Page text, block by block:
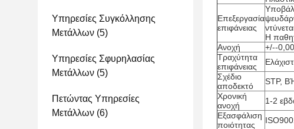
Υπηρεσίες Συγκόλλησης
Μετάλλων (5)
Υπηρεσίες Σφυρηλασίας
Μετάλλων (5)
Πετώντας Υπηρεσίες
Μετάλλων (6)
Επεξεργασία
επιφάνειας
Η
Ανοχή
+/--
Τραχύτητα
επιφάνειας
Σχέδιο
αποδεκτό
STP,
Χρονική
ανοχή
1-2
Εξασφάλιση
ποιότητας